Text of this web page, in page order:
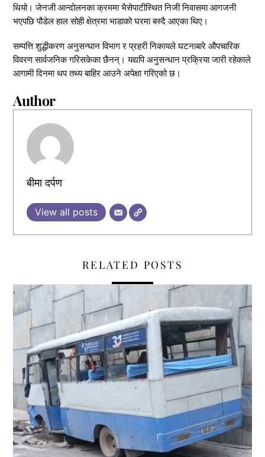
थियो। जेनजी आन्दोलनका क्रममा भैसेपाटीस्थित निजी निवासमा आगजनी
भएपछि पौडेल हाल सोही क्षेत्रमा भाडाको घरमा बस्दै आएका थिए।
सम्पत्ति शुद्धीकरण अनुसन्धान विभाग र प्रहरी निकायले घटनाबारे औपचारिक
विवरण सार्वजनिक गरिसकेका छैनन्। यद्यपि अनुसन्धान प्रक्रिया जारी रहेकाले
आगामी दिनमा थप तथ्य बाहिर आउने अपेक्षा गरिएको छ।
Author
बीमा दर्पण
View all posts
RELATED POSTS
,